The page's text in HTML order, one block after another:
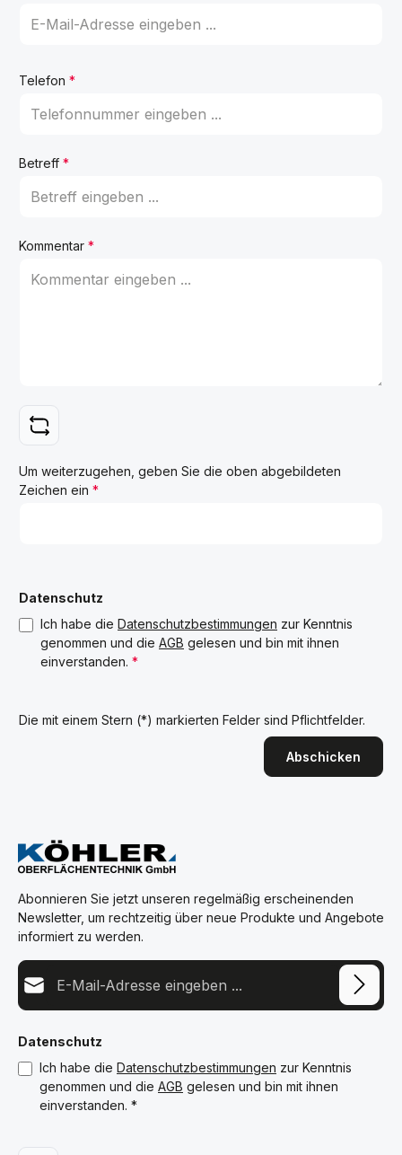
Telefon *
Betreff *
Kommentar *
Um weiterzugehen, geben Sie die oben abgebildeten
Zeichen ein *
Datenschutz
Ich habe die Datenschutzbestimmungen zur Kenntnis
genommen und die AGB gelesen und bin mit ihnen
einverstanden. *
Die mit einem Stern (*) markierten Felder sind Pflichtfelder.
Abschicken
Abonnieren Sie jetzt unseren regelmäßig erscheinenden
Newsletter, um rechtzeitig über neue Produkte und Angebote
informiert zu werden.
E-Mail-Adresse*
Datenschutz
Ich habe die Datenschutzbestimmungen zur Kenntnis
genommen und die AGB gelesen und bin mit ihnen
einverstanden. *